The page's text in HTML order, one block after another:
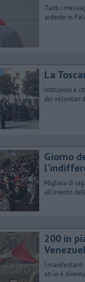
Tanti i
ardente in
La
Istituzioni e
dei volontari
Giorno
Migliaia di
all'evento
200 in
I
sit-in è